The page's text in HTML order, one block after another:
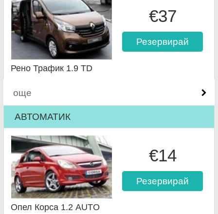
€37
Резервирай
Рено Трафик 1.9 TD
още
АВТОМАТИК
€14
Резервирай
Опел Корса 1.2 AUTO